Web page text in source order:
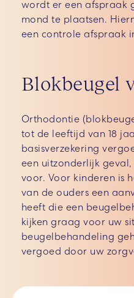
wordt er een afspraak
mond te plaatsen.
een controle afspraak
Blokbeugel
Orthodontie
tot de leeftijd van 18
basisverzekering
een uitzonderlijk
voor. Voor kinderen is
van de ouders een
heeft die een
kijken graag voor uw
beugelbehandeling
vergoed door uw